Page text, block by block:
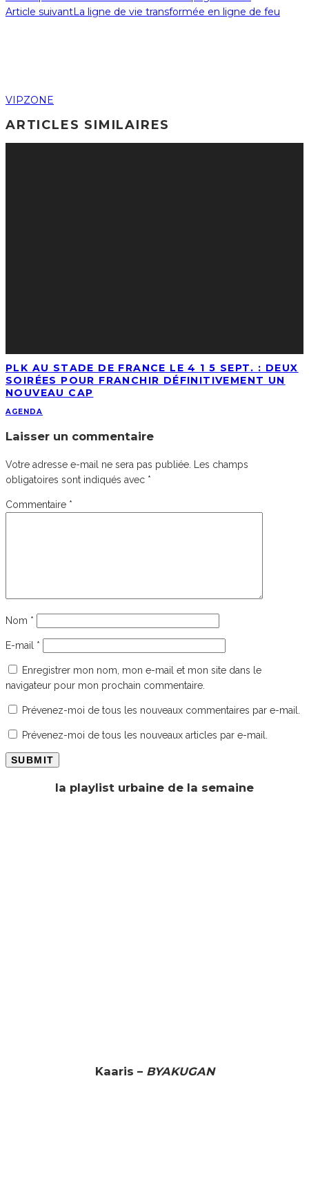
Article suivantLa ligne de vie transformée en ligne de feu
VIPZONE
ARTICLES SIMILAIRES
PLK AU STADE DE FRANCE LE 4 1 5 SEPT. : DEUX
SOIRÉES POUR FRANCHIR DÉFINITIVEMENT UN
NOUVEAU CAP
AGENDA
Laisser un commentaire
Votre adresse e-mail ne sera pas publiée. Les champs
obligatoires sont indiqués avec *
Commentaire *
Nom *
E-mail *
Enregistrer mon nom, mon e-mail et mon site dans le
navigateur pour mon prochain commentaire.
Prévenez-moi de tous les nouveaux commentaires par e-mail.
Prévenez-moi de tous les nouveaux articles par e-mail.
la playlist urbaine de la semaine
Kaaris – BYAKUGAN